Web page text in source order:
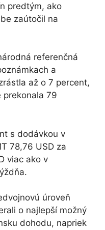
predtým, ako
zaútočil na
referenčná
a
až o 7 percent,
prekonala 79
s dodávkou v
78,76 USD za
viac ako v
úroveň
o najlepší možný
dohodu, napriek